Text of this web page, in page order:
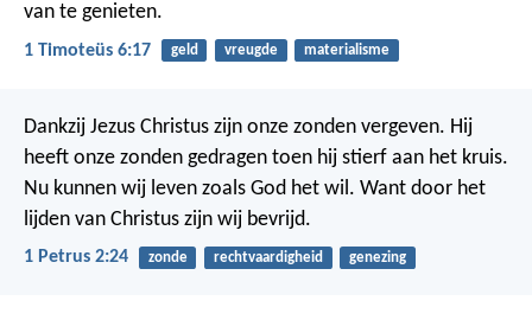
van te genieten.
1 Timoteüs 6:17 geld vreugde materialisme
Dankzij Jezus Christus zijn onze zonden vergeven. Hij
heeft onze zonden gedragen toen hij stierf aan het kruis.
Nu kunnen wij leven zoals God het wil. Want door het
lijden van Christus zijn wij bevrijd.
1 Petrus 2:24 zonde rechtvaardigheid genezing